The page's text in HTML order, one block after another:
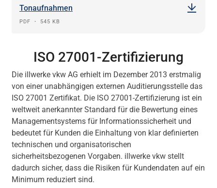
Tonaufnahmen
PDF ・ 545 KB
ISO 27001-Zertifizierung
Die illwerke vkw AG erhielt im Dezember 2013 erstmalig
von einer unabhängigen externen Auditierungsstelle das
ISO 27001 Zertifikat. Die ISO 27001-Zertifizierung ist ein
weltweit anerkannter Standard für die Bewertung eines
Managementsystems für Informationssicherheit und
bedeutet für Kunden die Einhaltung von klar definierten
technischen und organisatorischen
sicherheitsbezogenen Vorgaben. illwerke vkw stellt
dadurch sicher, dass die Risiken für Kundendaten auf ein
Minimum reduziert sind.